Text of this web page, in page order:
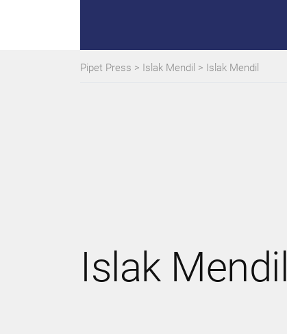
Pipet Press > Islak Mendil > Islak Mendil
Islak Mendil